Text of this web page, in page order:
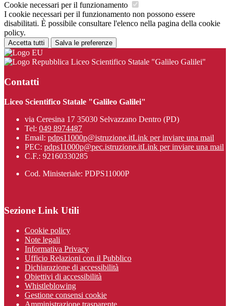
Cookie necessari per il funzionamento
I cookie necessari per il funzionamento non possono essere
disabilitati. È possibile consultare l'elenco nella pagina della cookie
policy.
Accetta tutti Salva le preferenze
Liceo Scientifico Statale "Galileo Galilei"
Contatti
Liceo Scientifico Statale "Galileo Galilei"
via Ceresina 17 35030 Selvazzano Dentro (PD)
Tel: 049 8974487
Email: pdps11000p@istruzione.itLink per inviare una mail
PEC: pdps11000p@pec.istruzione.itLink per inviare una mail
C.F.: 92160330285
Cod. Ministeriale: PDPS11000P
Sezione Link Utili
Cookie policy
Note legali
Informativa Privacy
Ufficio Relazioni con il Pubblico
Dichiarazione di accessibilità
Obiettivi di accessibilità
Whistleblowing
Gestione consensi cookie
Amministrazione trasparente